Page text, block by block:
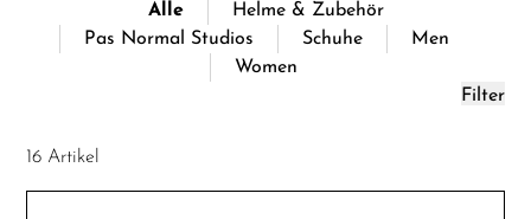
Alle
Helme & Zubehör
Pas Normal Studios
Schuhe
Men
Women
Filter
16 Artikel